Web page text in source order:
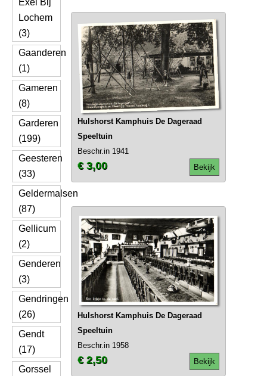
Exel Bij
Lochem
(3)
Gaanderen
(1)
Gameren
(8)
Garderen
(199)
Geesteren
(33)
Geldermalsen
(87)
Gellicum
(2)
Genderen
(3)
Gendringen
(26)
Gendt
(17)
Gorssel
Hulshorst Kamphuis De Dageraad
Speeltuin
Beschr.in 1941
Bekijk
€ 3,00
Hulshorst Kamphuis De Dageraad
Speeltuin
Beschr.in 1958
Bekijk
€ 2,50